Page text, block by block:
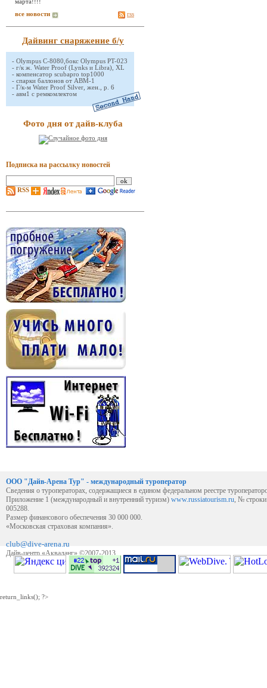
все новости rss
Дайвинг снаряжение б/у
- Olympus C-8080,бокс Olympus PT-023
- г/к ж. Water Proof (Lynks и Libra), XL
- компенсатор scubapro top1000
- спарки баллонов от АВМ-1
- Г/к-м Water Proof Silver, жен., р. 6
- авм1 с ремкомлектом
Фото дня от дайв-клуба
Подписка на рассылку новостей
RSS
ООО "Дайв-Арена Тур" - международный туроператор
Сведения о туроператорах, содержащиеся в едином федеральном реестре
Приложение 1 (международный и внутренний туризм) www.russiatourism.ru, №
005288.
Размер финансового обеспечения 30 000 000.
«Московская страховая компания».
club@dive-arena.ru
Дайв-центр «Акваланг» ©2007-2013
return_links(); ?>